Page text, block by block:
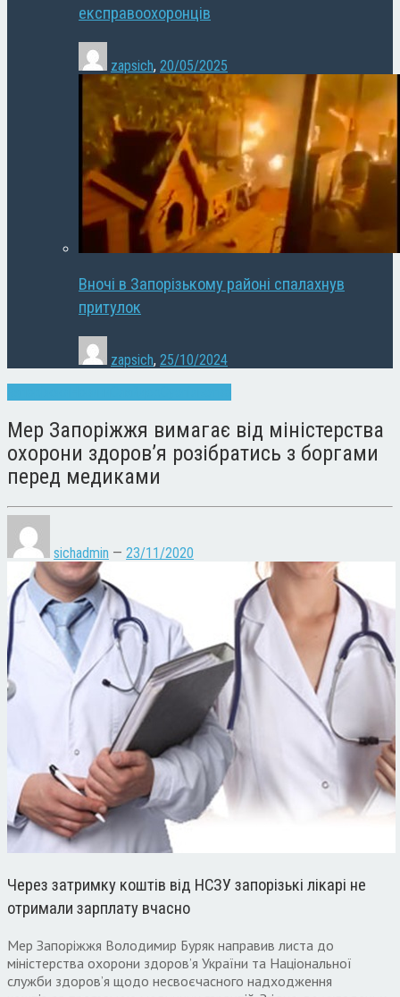
експравоохоронців
zapsich, 20/05/2025
Вночі в Запорізькому районі спалахнув
притулок
zapsich, 25/10/2024
Мер Запоріжжя вимагає від міністерства
охорони здоров’я розібратись з боргами
перед медиками
sichadmin — 23/11/2020
Через затримку коштів від НСЗУ запорізькі лікарі не
отримали зарплату вчасно
Мер Запоріжжя Володимир Буряк направив листа до
міністерства охорони здоров’я України та Національної
служби здоров’я щодо несвоєчасного надходження